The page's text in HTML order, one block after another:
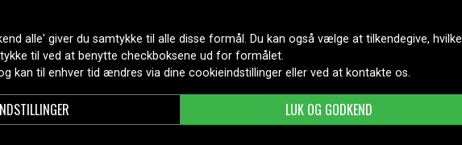
LEVERINGSMULIGHEDER
alle' giver du samtykke til alle disse formål. Du kan også vælge at tilkendegive, hvilke
til ved at benytte checkboksene ud for formålet.
kan til enhver tid ændres via dine cookieindstillinger eller ved at kontakte os.
LUK OG GODKEND